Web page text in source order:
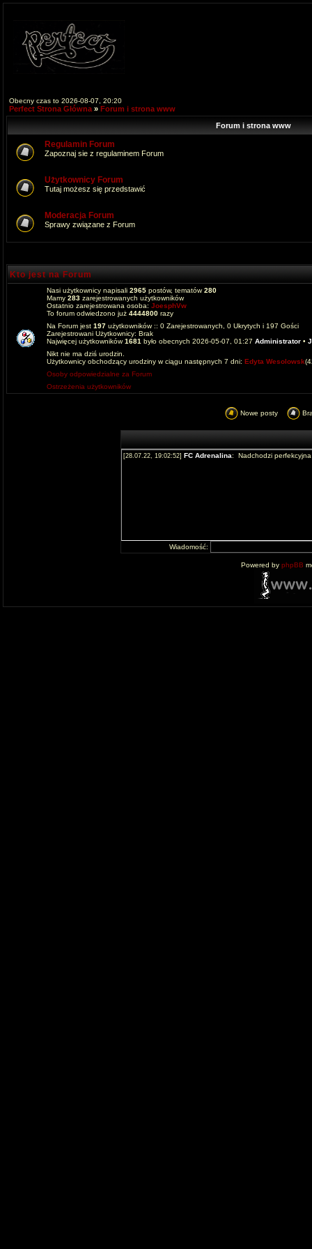
Obecny czas to 2026-08-07, 20:20
Perfect Strona Główna » Forum i strona www
Forum i strona www
Regulamin Forum
Zapoznaj sie z regulaminem Forum
Użytkownicy Forum
Tutaj możesz się przedstawić
Moderacja Forum
Sprawy związane z Forum
Kto jest na Forum
Nasi użytkownicy napisali 2965 postów, tematów280
Mamy 283 zarejestrowanych użytkowników
Ostatnio zarejestrowana osoba: JoesphVw
To forum odwiedzono już 4444800 razy
Na Forum jest 197 użytkowników :: 0 Zarejestrowanych, 0 Ukrytych i 197 Gości
Zarejestrowani Użytkownicy: Brak
Najwięcej użytkowników1681 było obecnych 2026-05-07, 01:27 Administrator •
Nikt nie ma dziś urodzin.
Użytkownicy obchodzący urodziny w ciągu następnych 7 dni: Edyta Wesolowsk
Osoby odpowiedzialne za Forum
Ostrzeżenia użytkowników
Nowe posty
Wiadomość:
Powered by phpBB